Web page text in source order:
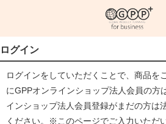
ログイン
ログインをしていただくことで、商品を
にGPPオンラインショップ法人会員の方
インショップ法人会員登録がまだの方は
ください。※このページでご入力いただ